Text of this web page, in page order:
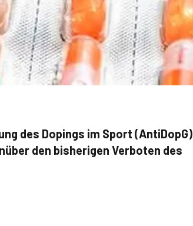
des Dopings im Sport (AntiDopG)
den bisherigen Verboten des